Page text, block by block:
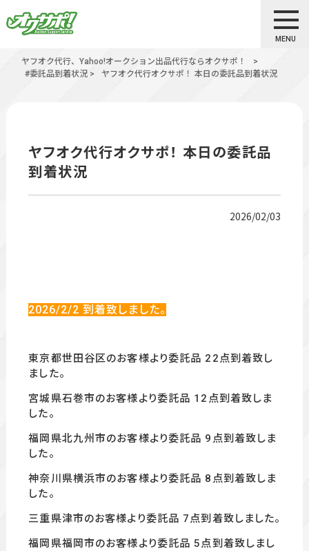
MENU
ヤフオク代行、Yahoo!オークション出品代行ならオクサポ！
>
#委託品到着状況 > ヤフオク代行オクサポ！ 本日の委託品到着状況
ヤフオク代行オクサポ！ 本日の委託品
到着状況
2026/02/03
2026/2/2 到着致しました。
東京都世田谷区のお客様より委託品 22点到着致し
ました。
宮城県石巻市のお客様より委託品 12点到着致しま
した。
福岡県北九州市のお客様より委託品 9 点到着致しま
した。
神奈川県横浜市のお客様より委託品 8 点到着致しま
した。
三重県津市のお客様より委託品 7点到着致しました。
福岡県福岡市のお客様より委託品 5点到着致しまし